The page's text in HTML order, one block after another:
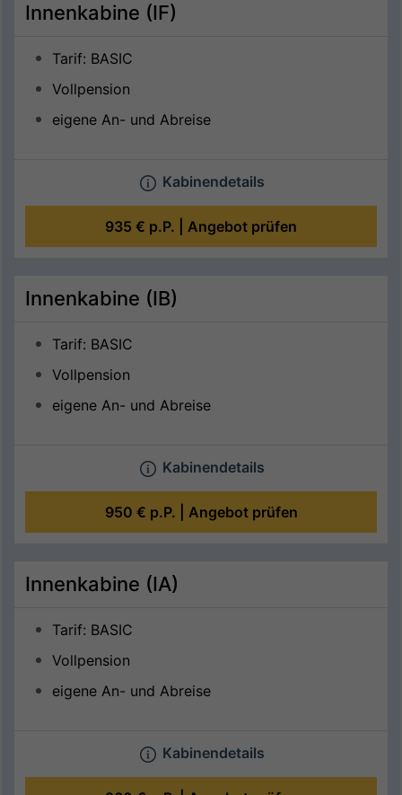
Innenkabine (IF)
Tarif: BASIC
Vollpension
eigene An- und Abreise
Kabinendetails
935 € p.P. | Angebot prüfen
Innenkabine (IB)
Tarif: BASIC
Vollpension
eigene An- und Abreise
Kabinendetails
950 € p.P. | Angebot prüfen
Innenkabine (IA)
Tarif: BASIC
Vollpension
eigene An- und Abreise
Kabinendetails